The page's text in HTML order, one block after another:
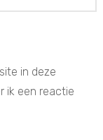
in deze
ik een reactie